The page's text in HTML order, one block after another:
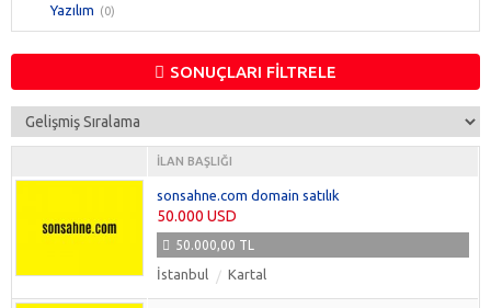
Yazılım (0)
SONUÇLARI FİLTRELE
İLAN BAŞLIĞI
sonsahne.com domain satılık
50.000 USD
50.000,00 TL
İstanbul Kartal